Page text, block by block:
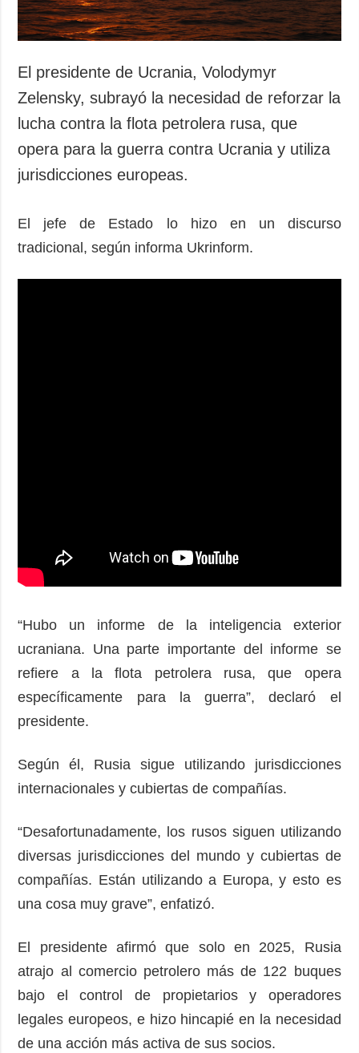
El presidente de Ucrania, Volodymyr
Zelensky, subrayó la necesidad de reforzar la
lucha contra la flota petrolera rusa, que
opera para la guerra contra Ucrania y utiliza
jurisdicciones europeas.
El jefe de Estado lo hizo en un discurso
tradicional, según informa Ukrinform.
“Hubo un informe de la inteligencia exterior
ucraniana. Una parte importante del informe se
refiere a la flota petrolera rusa, que opera
específicamente para la guerra”, declaró el
presidente.
Según él, Rusia sigue utilizando jurisdicciones
internacionales y cubiertas de compañías.
“Desafortunadamente, los rusos siguen utilizando
diversas jurisdicciones del mundo y cubiertas de
compañías. Están utilizando a Europa, y esto es
una cosa muy grave”, enfatizó.
El presidente afirmó que solo en 2025, Rusia
atrajo al comercio petrolero más de 122 buques
bajo el control de propietarios y operadores
legales europeos, e hizo hincapié en la necesidad
de una acción más activa de sus socios.